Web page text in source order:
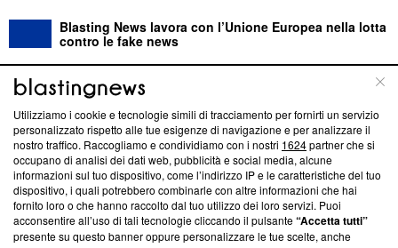
Blasting News lavora con l’Unione Europea nella lotta
contro le fake news
ABOUT LINEA EDITORIALE
Questa sezione offre informazioni trasparenti su Blasting
News, sui nostri processi editoriali e su come ci impegniamo a
creare news di qualità. Inoltre, afferma la nostra aderenza a
‘Trust Project - News with Integrity’Blasting News non è
ancora membro del programma, ma ha richiesto di farne
parte; Trust Project non ha ancora effettuato una verifica di
conformità agli standard.
Utilizziamo i cookie e tecnologie simili di tracciamento per fornirti un servizio
personalizzato rispetto alle tue esigenze di navigazione e per analizzare il
nostro traffico. Raccogliamo e condividiamo con i nostri 1624partner che si
occupano di analisi dei dati web, pubblicità e social media, alcune
informazioni sul tuo dispositivo, come l’indirizzo IP e le caratteristiche del tuo
dispositivo, i quali potrebbero combinarle con altre informazioni che hai
fornito loro o che hanno raccolto dal tuo utilizzo dei loro servizi. Puoi
acconsentire all’uso di tali tecnologie cliccando il pulsante“Accetta tutti”
presente su questo banner oppure personalizzare le tue scelte, anche